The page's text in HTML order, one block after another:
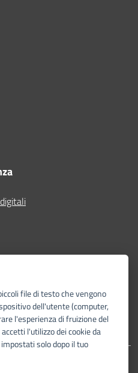
file di testo che vengono
dell'utente (computer,
l'esperienza di fruizione del
l'utilizzo dei cookie da
solo dopo il tuo